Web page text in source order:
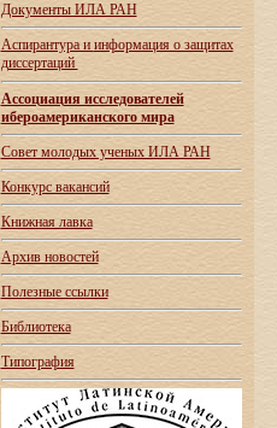
Документы ИЛА РАН
Аспирантура и информация о защитах
диссертаций
Ассоциация исследователей
ибероамериканского мира
Совет молодых ученых ИЛА РАН
Конкурс вакансий
Книжная лавка
Архив новостей
Полезные ссылки
Библиотека
Типография